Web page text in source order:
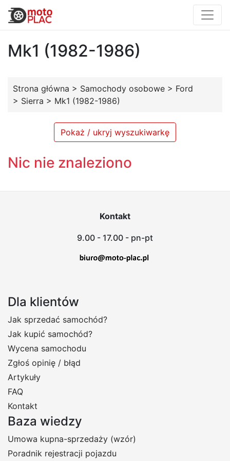
Mk1 (1982-1986)
Strona główna > Samochody osobowe > Ford
> Sierra > Mk1 (1982-1986)
Pokaż / ukryj wyszukiwarkę
Nic nie znaleziono
Kontakt
9.00 - 17.00 - pn-pt
Dla klientów
Jak sprzedać samochód?
Jak kupić samochód?
Wycena samochodu
Zgłoś opinię / błąd
Artykuły
FAQ
Kontakt
Baza wiedzy
Umowa kupna-sprzedaży (wzór)
Poradnik rejestracji pojazdu